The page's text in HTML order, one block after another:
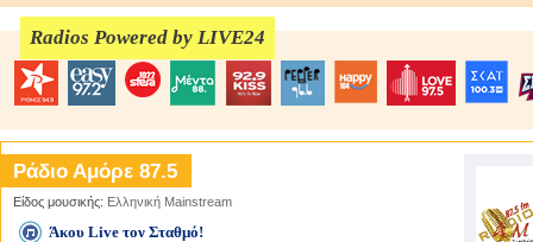
Radios Powered by LIVE24
Ράδιο Αμόρε 87.5
Είδος μουσικής: Ελληνική Mainstream
Άκου Live τον Σταθμό!